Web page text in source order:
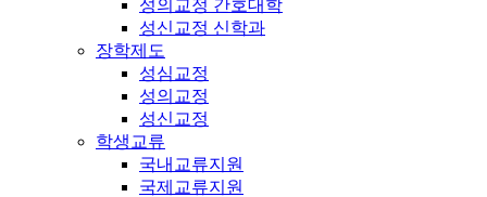
성의교정 간호대학
성신교정 신학과
장학제도
성심교정
성의교정
성신교정
학생교류
국내교류지원
국제교류지원